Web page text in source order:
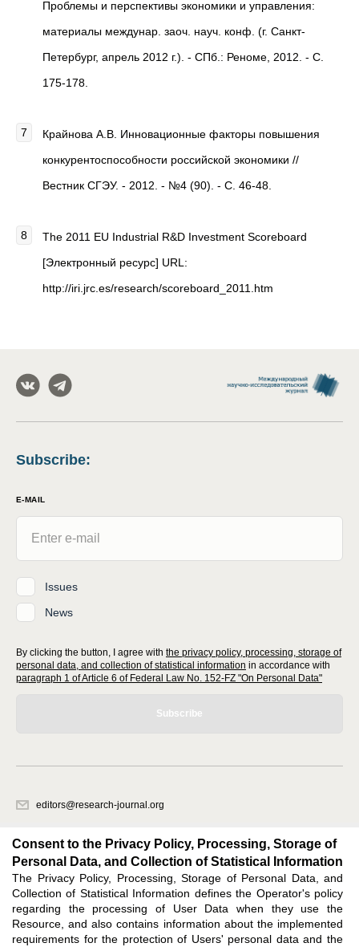
Проблемы и перспективы экономики и управления:
материалы междунар. заоч. науч. конф. (г. Санкт-
Петербург, апрель 2012 г.). - СПб.: Реноме, 2012. - С.
175-178.
Крайнова А.В. Инновационные факторы повышения
конкурентоспособности российской экономики //
Вестник СГЭУ. - 2012. - №4 (90). - C. 46-48.
The 2011 EU Industrial R&D Investment Scoreboard
[Электронный ресурс] URL:
http://iri.jrc.es/research/scoreboard_2011.htm
Subscribe:
E-MAIL
Issues
News
By clicking the button, I agree with the privacy policy, processing, storage of
personal data, and collection of statistical information in accordance with
paragraph 1 of Article 6 of Federal Law No. 152-FZ "On Personal Data"
Subscribe
editors@research-journal.org
office 1
Feedback
Consent to the Privacy Policy, Processing, Storage of
Personal Data, and Collection of Statistical Information
The Privacy Policy, Processing, Storage of Personal Data, and
Collection of Statistical Information defines the Operator's policy
regarding the processing of User Data when they use the
Resource, and also contains information about the implemented
requirements for the protection of Users' personal data and the